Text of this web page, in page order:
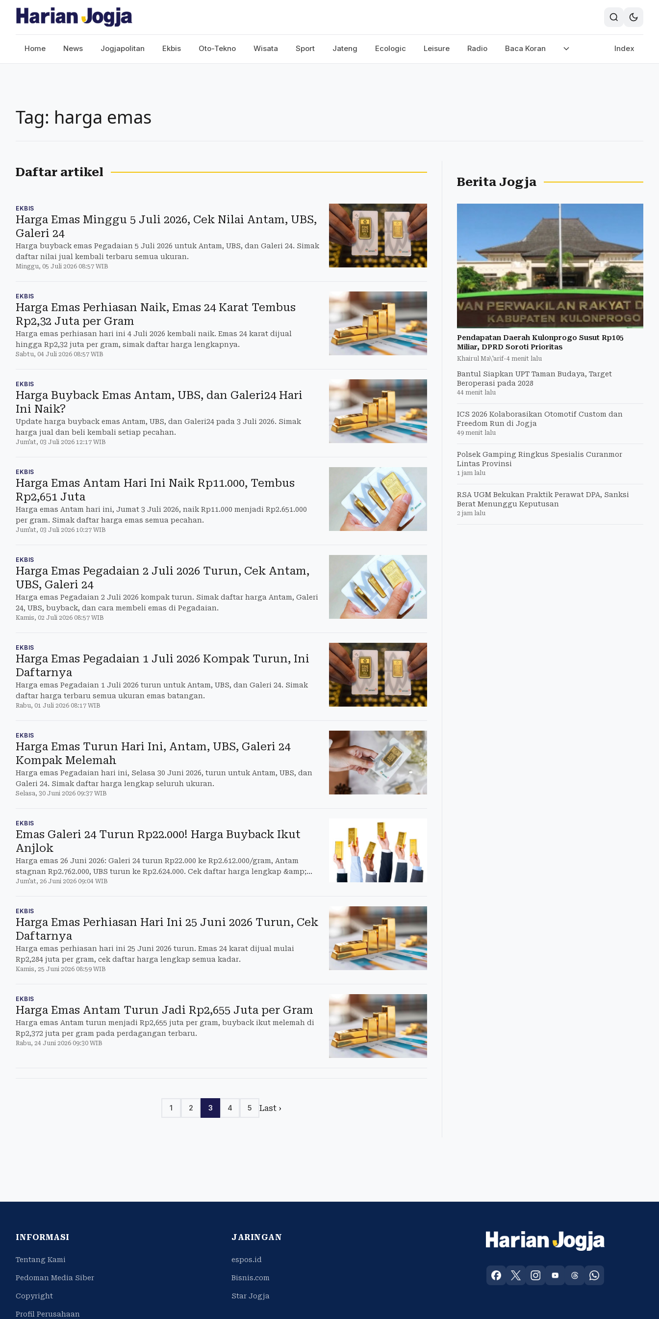
Home News Jogjapolitan Ekbis Oto-Tekno Wisata Sport Jateng Ecologic Leisure Radio Baca Koran Index
Tag: harga emas
Daftar artikel
EKBIS
Harga Emas Minggu 5 Juli 2026, Cek Nilai Antam, UBS,
Galeri 24
Harga buyback emas Pegadaian 5 Juli 2026 untuk Antam, UBS, dan Galeri 24. Simak
daftar nilai jual kembali terbaru semua ukuran.
Minggu, 05 Juli 2026 08:57 WIB
EKBIS
Harga Emas Perhiasan Naik, Emas 24 Karat Tembus
Rp2,32 Juta per Gram
Harga emas perhiasan hari ini 4 Juli 2026 kembali naik. Emas 24 karat dijual
hingga Rp2,32 juta per gram, simak daftar harga lengkapnya.
Sabtu, 04 Juli 2026 08:57 WIB
EKBIS
Harga Buyback Emas Antam, UBS, dan Galeri24 Hari
Ini Naik?
Update harga buyback emas Antam, UBS, dan Galeri24 pada 3 Juli 2026. Simak
harga jual dan beli kembali setiap pecahan.
Jum'at, 03 Juli 2026 12:17 WIB
EKBIS
Harga Emas Antam Hari Ini Naik Rp11.000, Tembus
Rp2,651 Juta
Harga emas Antam hari ini, Jumat 3 Juli 2026, naik Rp11.000 menjadi Rp2.651.000
per gram. Simak daftar harga emas semua pecahan.
Jum'at, 03 Juli 2026 10:27 WIB
EKBIS
Harga Emas Pegadaian 2 Juli 2026 Turun, Cek Antam,
UBS, Galeri 24
Harga emas Pegadaian 2 Juli 2026 kompak turun. Simak daftar harga Antam, Galeri
24, UBS, buyback, dan cara membeli emas di Pegadaian.
Kamis, 02 Juli 2026 08:57 WIB
EKBIS
Harga Emas Pegadaian 1 Juli 2026 Kompak Turun, Ini
Daftarnya
Harga emas Pegadaian 1 Juli 2026 turun untuk Antam, UBS, dan Galeri 24. Simak
daftar harga terbaru semua ukuran emas batangan.
Rabu, 01 Juli 2026 08:17 WIB
EKBIS
Harga Emas Turun Hari Ini, Antam, UBS, Galeri 24
Kompak Melemah
Harga emas Pegadaian hari ini, Selasa 30 Juni 2026, turun untuk Antam, UBS, dan
Galeri 24. Simak daftar harga lengkap seluruh ukuran.
Selasa, 30 Juni 2026 09:37 WIB
EKBIS
Emas Galeri 24 Turun Rp22.000! Harga Buyback Ikut
Anjlok
Harga emas 26 Juni 2026: Galeri 24 turun Rp22.000 ke Rp2.612.000/gram, Antam
stagnan Rp2.762.000, UBS turun ke Rp2.624.000. Cek daftar harga lengkap &amp;
buyback.
Jum'at, 26 Juni 2026 09:04 WIB
EKBIS
Harga Emas Perhiasan Hari Ini 25 Juni 2026 Turun, Cek
Daftarnya
Harga emas perhiasan hari ini 25 Juni 2026 turun. Emas 24 karat dijual mulai
Rp2,284 juta per gram, cek daftar harga lengkap semua kadar.
Kamis, 25 Juni 2026 08:59 WIB
EKBIS
Harga Emas Antam Turun Jadi Rp2,655 Juta per Gram
Harga emas Antam turun menjadi Rp2,655 juta per gram, buyback ikut melemah di
Rp2,372 juta per gram pada perdagangan terbaru.
Rabu, 24 Juni 2026 09:30 WIB
1 2 3 4 5 Last ›
Berita Jogja
Pendapatan Daerah Kulonprogo Susut Rp105
Miliar, DPRD Soroti Prioritas
Khairul Ma\'arif-4 menit lalu
Bantul Siapkan UPT Taman Budaya, Target
Beroperasi pada 2028
44 menit lalu
ICS 2026 Kolaborasikan Otomotif Custom dan
Freedom Run di Jogja
49 menit lalu
Polsek Gamping Ringkus Spesialis Curanmor
Lintas Provinsi
1 jam lalu
RSA UGM Bekukan Praktik Perawat DPA, Sanksi
Berat Menunggu Keputusan
2 jam lalu
INFORMASI
Tentang Kami
Pedoman Media Siber
Copyright
Profil Perusahaan
JARINGAN
espos.id
Bisnis.com
Star Jogja